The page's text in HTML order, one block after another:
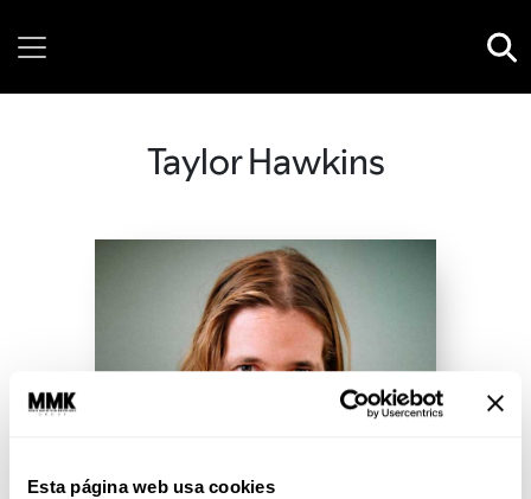
Esta página web usa cookies
Taylor Hawkins